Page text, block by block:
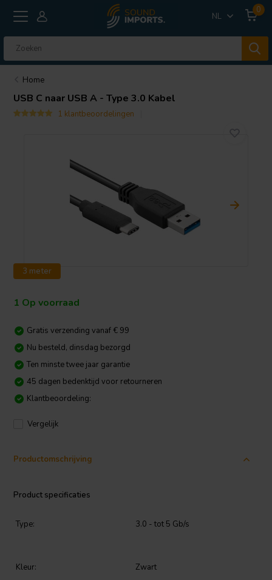
NL
0
Home
USB C naar USB A - Type 3.0 Kabel
1 klantbeoordelingen
3 meter
1 Op voorraad
Gratis verzending vanaf € 99
Nu besteld, dinsdag bezorgd
Ten minste twee jaar garantie
45 dagen bedenktijd voor retourneren
Klantbeoordeling:
Vergelijk
Productomschrijving
Product specificaties
Type: 3.0 - tot 5 Gb/s
Kleur: Zwart